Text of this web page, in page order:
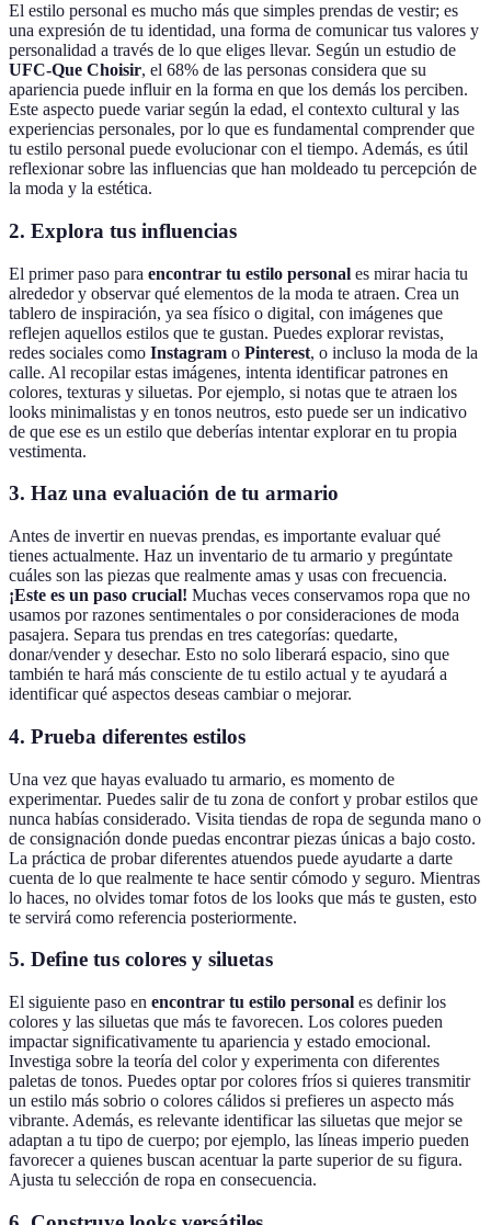
El estilo personal es mucho más que simples prendas de vestir; es
una expresión de tu identidad, una forma de comunicar tus valores y
personalidad a través de lo que eliges llevar. Según un estudio de
UFC-Que Choisir, el 68% de las personas considera que su
apariencia puede influir en la forma en que los demás los perciben.
Este aspecto puede variar según la edad, el contexto cultural y las
experiencias personales, por lo que es fundamental comprender que
tu estilo personal puede evolucionar con el tiempo. Además, es útil
reflexionar sobre las influencias que han moldeado tu percepción de
la moda y la estética.
2. Explora tus influencias
El primer paso para encontrar tu estilo personal es mirar hacia tu
alrededor y observar qué elementos de la moda te atraen. Crea un
tablero de inspiración, ya sea físico o digital, con imágenes que
reflejen aquellos estilos que te gustan. Puedes explorar revistas,
redes sociales como Instagram o Pinterest, o incluso la moda de la
calle. Al recopilar estas imágenes, intenta identificar patrones en
colores, texturas y siluetas. Por ejemplo, si notas que te atraen los
looks minimalistas y en tonos neutros, esto puede ser un indicativo
de que ese es un estilo que deberías intentar explorar en tu propia
vestimenta.
3. Haz una evaluación de tu armario
Antes de invertir en nuevas prendas, es importante evaluar qué
tienes actualmente. Haz un inventario de tu armario y pregúntate
cuáles son las piezas que realmente amas y usas con frecuencia.
¡Este es un paso crucial! Muchas veces conservamos ropa que no
usamos por razones sentimentales o por consideraciones de moda
pasajera. Separa tus prendas en tres categorías: quedarte,
donar/vender y desechar. Esto no solo liberará espacio, sino que
también te hará más consciente de tu estilo actual y te ayudará a
identificar qué aspectos deseas cambiar o mejorar.
4. Prueba diferentes estilos
Una vez que hayas evaluado tu armario, es momento de
experimentar. Puedes salir de tu zona de confort y probar estilos que
nunca habías considerado. Visita tiendas de ropa de segunda mano o
de consignación donde puedas encontrar piezas únicas a bajo costo.
La práctica de probar diferentes atuendos puede ayudarte a darte
cuenta de lo que realmente te hace sentir cómodo y seguro. Mientras
lo haces, no olvides tomar fotos de los looks que más te gusten, esto
te servirá como referencia posteriormente.
5. Define tus colores y siluetas
El siguiente paso en encontrar tu estilo personal es definir los
colores y las siluetas que más te favorecen. Los colores pueden
impactar significativamente tu apariencia y estado emocional.
Investiga sobre la teoría del color y experimenta con diferentes
paletas de tonos. Puedes optar por colores fríos si quieres transmitir
un estilo más sobrio o colores cálidos si prefieres un aspecto más
vibrante. Además, es relevante identificar las siluetas que mejor se
adaptan a tu tipo de cuerpo; por ejemplo, las líneas imperio pueden
favorecer a quienes buscan acentuar la parte superior de su figura.
Ajusta tu selección de ropa en consecuencia.